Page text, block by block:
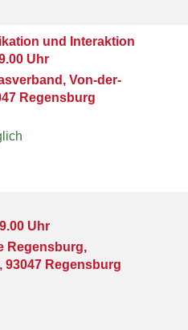
und Interaktion
Uhr
Von-der-
Regensburg
Uhr
Regensburg,
93047 Regensburg